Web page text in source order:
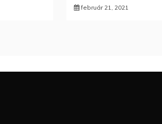
február 21, 2021